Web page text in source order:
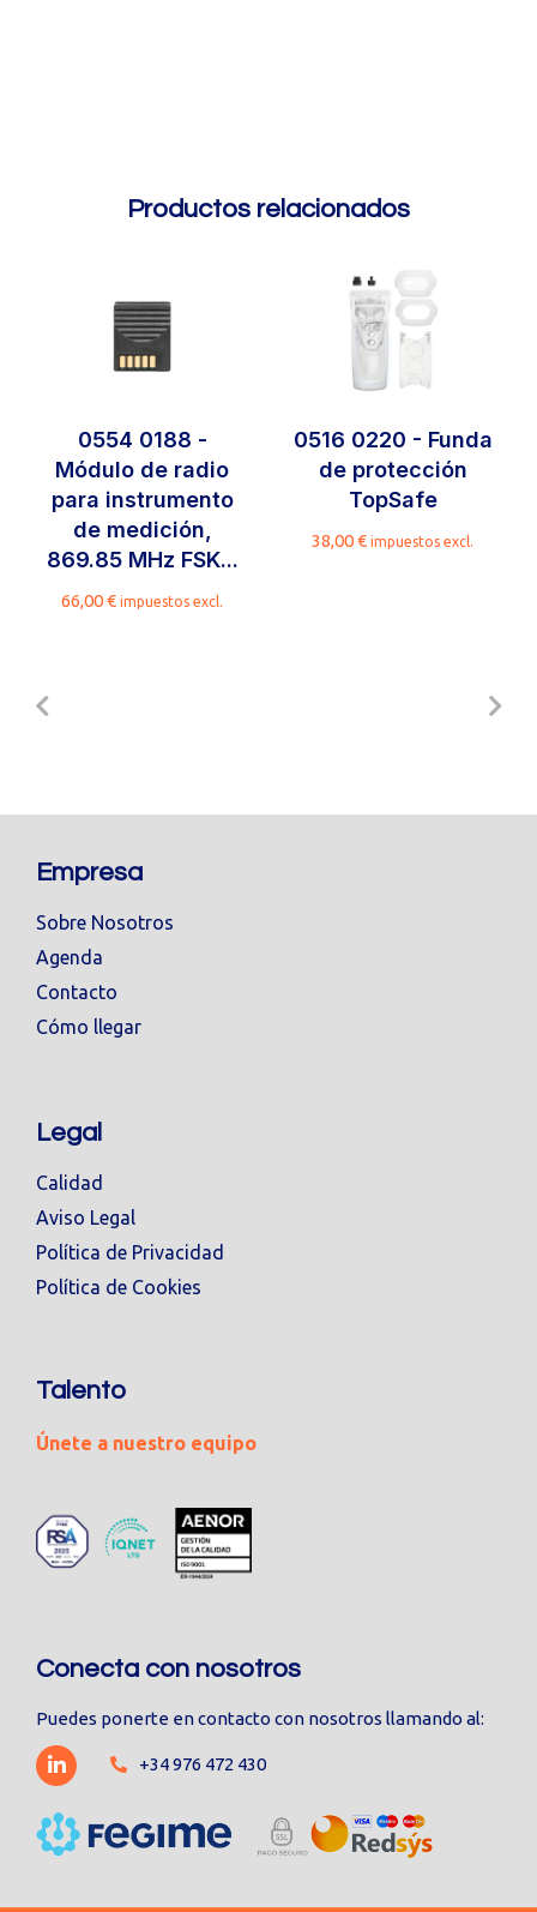
Productos relacionados
0554 0188 -
Módulo de radio
para instrumento
de medición,
869.85 MHz FSK...
66,00€ impuestos excl.
0516 0220 - Funda
de protección
TopSafe
38,00€ impuestos excl.
Empresa
Sobre Nosotros
Agenda
Contacto
Cómo llegar
Legal
Calidad
Aviso Legal
Política de Privacidad
Política de Cookies
Talento
Únete a nuestro equipo
Conecta con nosotros
Puedes ponerte en contacto con nosotros llamando al:
+34 976 472 430